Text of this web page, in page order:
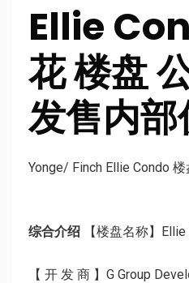
Ellie
花 楼盘
发售内
Yonge/ Finch Ellie Condo
综合介绍 【楼盘名称】
【 开 发 商 】G Group